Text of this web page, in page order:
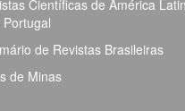
Científicas de América
de Revistas Brasileiras
de Minas